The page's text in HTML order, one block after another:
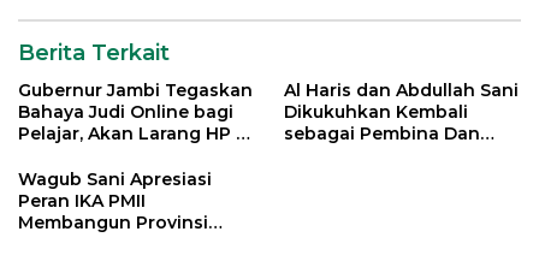
Berita Terkait
Gubernur Jambi Tegaskan
Bahaya Judi Online bagi
Pelajar, Akan Larang HP di
Al Haris dan Abdullah Sani
Dikukuhkan Kembali
sebagai Pembina Dan
Wagub Sani Apresiasi
Peran IKA PMII
Membangun Provinsi